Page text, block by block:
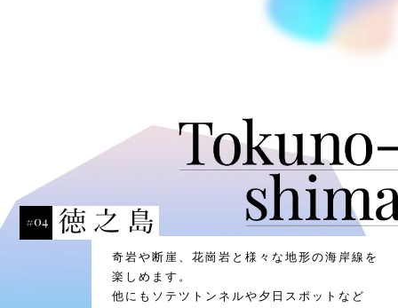
奇岩や断崖、花崗岩と様々な地形の海岸線を
楽しめます。
他にもソテツトンネルや夕日スポットなど